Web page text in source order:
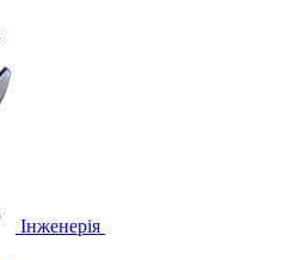
Інженерія